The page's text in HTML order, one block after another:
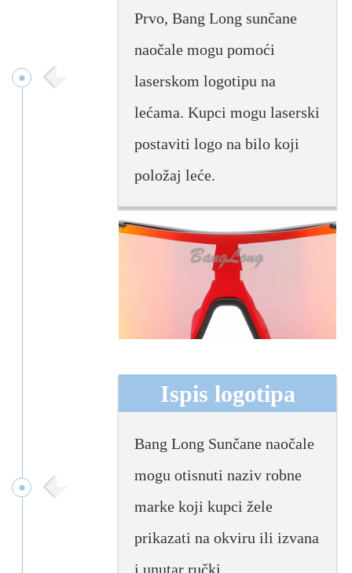
Prvo, Bang Long sunčane
naočale mogu pomoći
laserskom logotipu na
lećama. Kupci mogu laserski
postaviti logo na bilo koji
položaj leće.
Ispis logotipa
Bang Long Sunčane naočale
mogu otisnuti naziv robne
marke koji kupci žele
prikazati na okviru ili izvana
i unutar ručki.